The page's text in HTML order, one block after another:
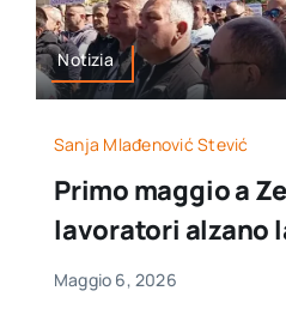
Notizia
Sanja Mlađenović Stević
Primo maggio a
lavoratori alzano
Maggio 6, 2026